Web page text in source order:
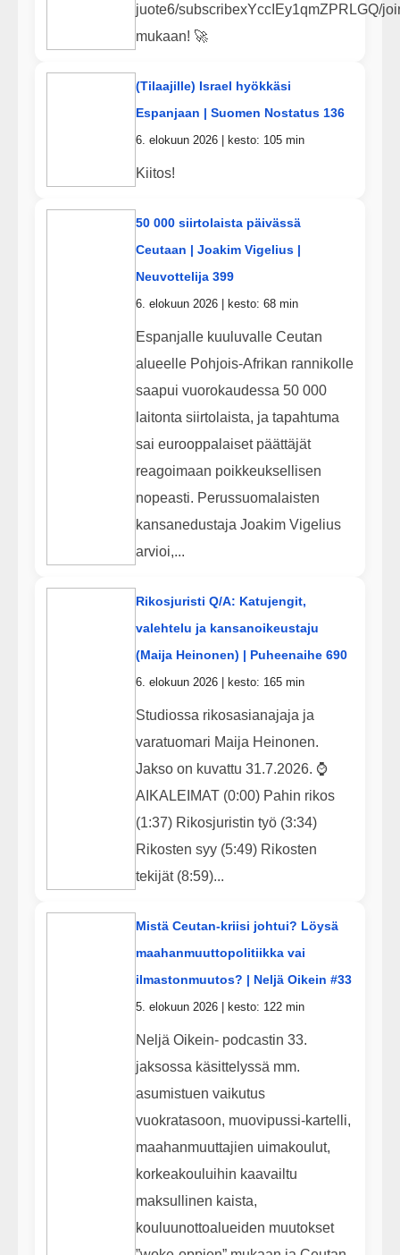
juote6/subscribexYccIEy1qmZPRLGQ/
mukaan! 🚀
(Tilaajille) Israel hyökkäsi
Espanjaan | Suomen Nostatus 136
6. elokuun 2026 | kesto: 105 min
Kiitos!
50 000 siirtolaista päivässä
Ceutaan | Joakim Vigelius |
Neuvottelija 399
6. elokuun 2026 | kesto: 68 min
Espanjalle kuuluvalle Ceutan
alueelle Pohjois-Afrikan rannikolle
saapui vuorokaudessa 50 000
laitonta siirtolaista, ja tapahtuma
sai eurooppalaiset päättäjät
reagoimaan poikkeuksellisen
nopeasti. Perussuomalaisten
kansanedustaja Joakim Vigelius
arvioi,...
Rikosjuristi Q/A: Katujengit,
valehtelu ja kansanoikeustaju
(Maija Heinonen) | Puheenaihe 690
6. elokuun 2026 | kesto: 165 min
Studiossa rikosasianajaja ja
varatuomari Maija Heinonen.
Jakso on kuvattu 31.7.2026. ⌚
AIKALEIMAT (0:00) Pahin rikos
(1:37) Rikosjuristin työ (3:34)
Rikosten syy (5:49) Rikosten
tekijät (8:59)...
Mistä Ceutan-kriisi johtui? Löysä
maahanmuuttopolitiikka vai
ilmastonmuutos? | Neljä Oikein #33
5. elokuun 2026 | kesto: 122 min
Neljä Oikein- podcastin 33.
jaksossa käsittelyssä mm.
asumistuen vaikutus
vuokratasoon, muovipussi-kartelli,
maahanmuuttajien uimakoulut,
korkeakouluihin kaavailtu
maksullinen kaista,
kouluunottoalueiden muutokset